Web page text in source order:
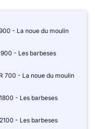
- La noue du moulin
- Les barbeses
700 - La noue du moulin
- Les barbeses
- Les barbeses